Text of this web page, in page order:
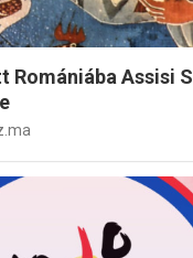
Romániába Assisi